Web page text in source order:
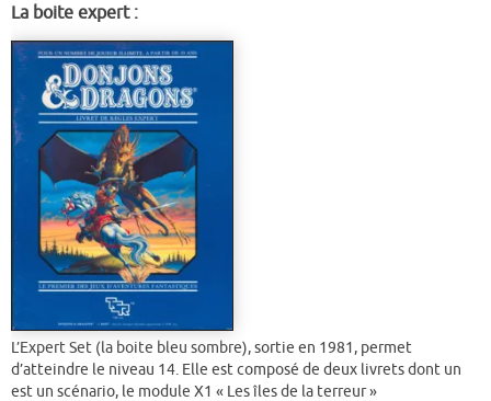
La boite expert :
L’Expert Set (la boite bleu sombre), sortie en 1981, permet
d’atteindre le niveau 14. Elle est composé de deux livrets dont un
est un scénario, le module X1 « Les îles de la terreur »